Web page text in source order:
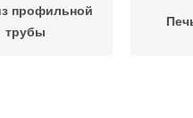
профильной
трубы